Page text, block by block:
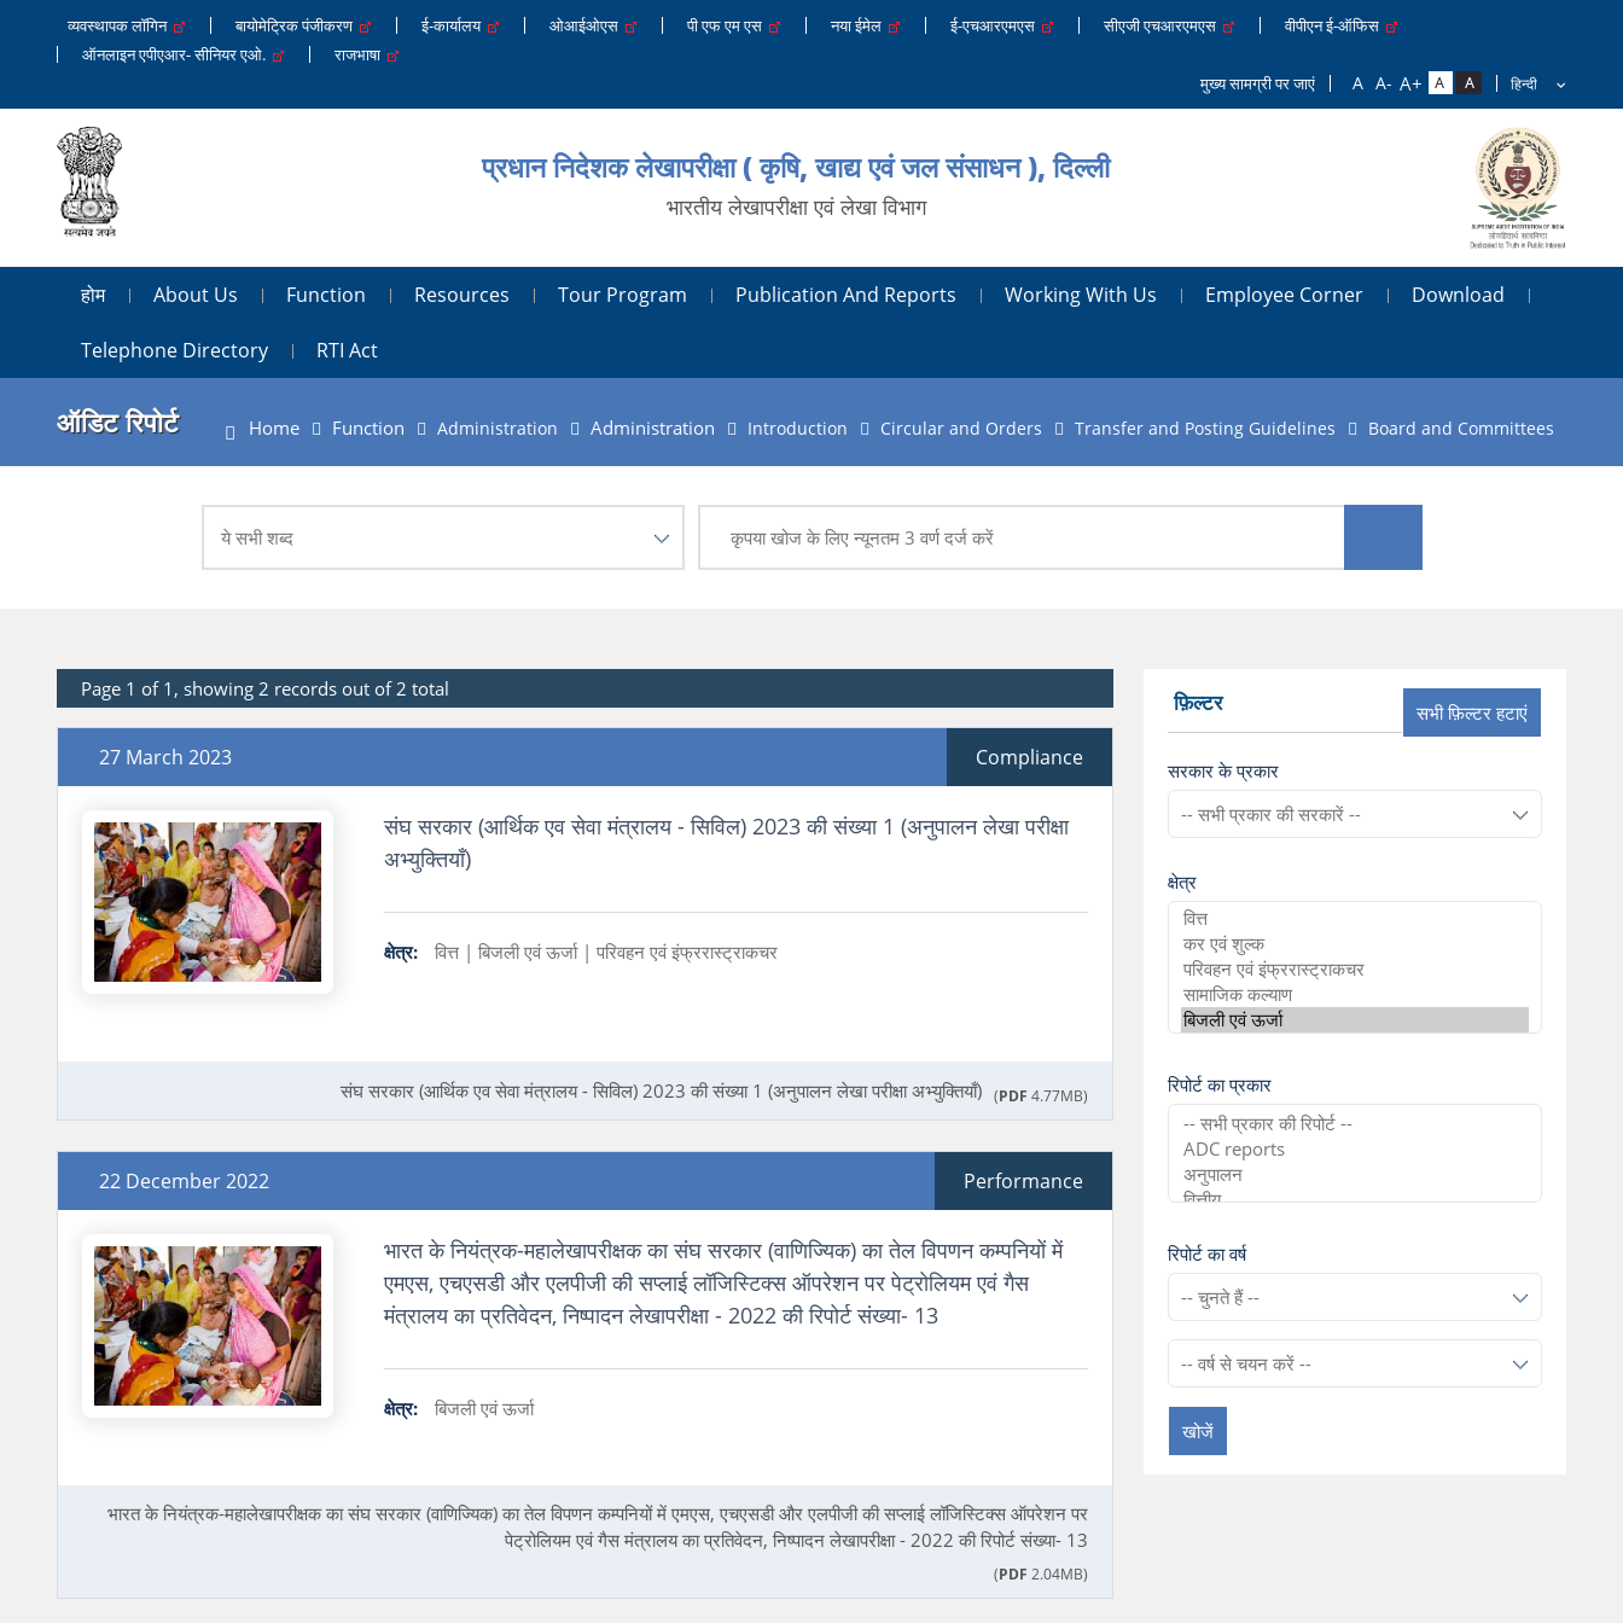
व्यवस्थापक लॉगिन बायोमेट्रिक पंजीकरण ई-कार्यालय ओआईओएस पी एफ एम एस नया ईमेल ई-एचआरएमएस सीएजी एचआरएमएस
वीपीएन ई-ऑफिस
ऑनलाइन एपीएआर- सीनियर एओ.
राजभाषा
मुख्य सामग्री पर जाएं
प्रधान निदेशक लेखापरीक्षा ( कृषि, खाद्य एवं जल संसाधन ), दिल्ली
भारतीय लेखापरीक्षा एवं लेखा विभाग
होम About Us Function Resources Tour Program Publication And Reports Working With Us Employee Corner Download
Telephone Directory RTI Act
ऑडिट रिपोर्ट Home Function Administration Administration Introduction Circular and Orders Transfer and Posting Guidelines Board and Committees
फ़िल्टर सभी फ़िल्टर हटाएं
सरकार के प्रकार
क्षेत्र
रिपोर्ट का प्रकार
रिपोर्ट का वर्ष
खोजें
Page 1 of 1, showing 2 records out of 2 total
27 March 2023 Compliance
संघ सरकार (आर्थिक एव सेवा मंत्रालय - सिविल) 2023 की संख्या 1 (अनुपालन लेखा परीक्षा
अभ्युक्तियाँ)
क्षेत्र: वित्त | बिजली एवं ऊर्जा | परिवहन एवं इंफ्ररास्ट्राकचर
संघ सरकार (आर्थिक एव सेवा मंत्रालय - सिविल) 2023 की संख्या 1 (अनुपालन लेखा परीक्षा अभ्युक्तियाँ) (PDF 4.77MB)
22 December 2022 Performance
भारत के नियंत्रक-महालेखापरीक्षक का संघ सरकार (वाणिज्‍यिक) का तेल विपणन कम्पनियों में
एमएस, एचएसडी और एलपीजी की सप्लाई लॉजिस्टिक्स ऑपरेशन पर पेट्रोलियम एवं गैस
मंत्रालय का प्रतिवेदन, निष्पादन लेखापरीक्षा - 2022 की रिपोर्ट संख्या- 13
क्षेत्र: बिजली एवं ऊर्जा
भारत के नियंत्रक-महालेखापरीक्षक का संघ सरकार (वाणिज्‍यिक) का तेल विपणन कम्पनियों में एमएस, एचएसडी और एलपीजी की सप्लाई लॉजिस्टिक्स ऑपरेशन पर
पेट्रोलियम एवं गैस मंत्रालय का प्रतिवेदन, निष्पादन लेखापरीक्षा - 2022 की रिपोर्ट संख्या- 13
(PDF 2.04MB)